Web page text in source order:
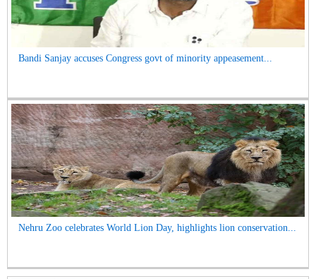
Bandi Sanjay accuses Congress govt of minority appeasement...
Nehru Zoo celebrates World Lion Day, highlights lion conservation...